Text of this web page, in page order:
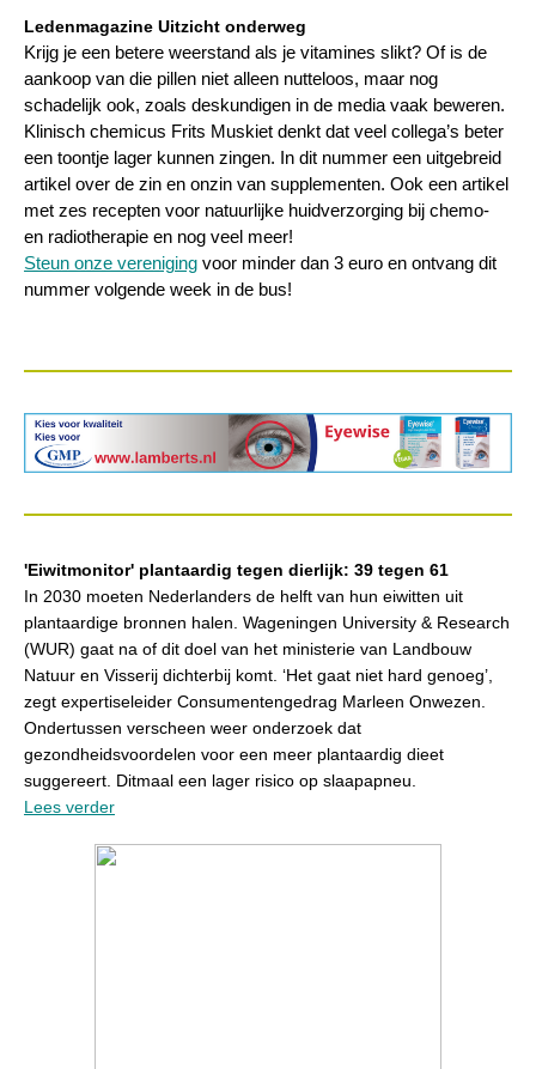
Ledenmagazine Uitzicht onderweg
Krijg je een betere weerstand als je vitamines slikt? Of is de
aankoop van die pillen niet alleen nutteloos, maar nog
schadelijk ook, zoals deskundigen in de media vaak beweren.
Klinisch chemicus Frits Muskiet denkt dat veel collega’s beter
een toontje lager kunnen zingen. In dit nummer een uitgebreid
artikel over de zin en onzin van supplementen. Ook een artikel
met zes recepten voor natuurlijke huidverzorging bij chemo-
en radiotherapie en nog veel meer!
Steun onze vereniging voor minder dan 3 euro en ontvang dit
nummer volgende week in de bus!
'Eiwitmonitor' plantaardig tegen dierlijk: 39 tegen 61
In 2030 moeten Nederlanders de helft van hun eiwitten uit
plantaardige bronnen halen. Wageningen University & Research
(WUR) gaat na of dit doel van het ministerie van Landbouw
Natuur en Visserij dichterbij komt. ‘Het gaat niet hard genoeg’,
zegt expertiseleider Consumentengedrag Marleen Onwezen.
Ondertussen verscheen weer onderzoek dat
gezondheidsvoordelen voor een meer plantaardig dieet
suggereert. Ditmaal een lager risico op slaapapneu.
Lees verder